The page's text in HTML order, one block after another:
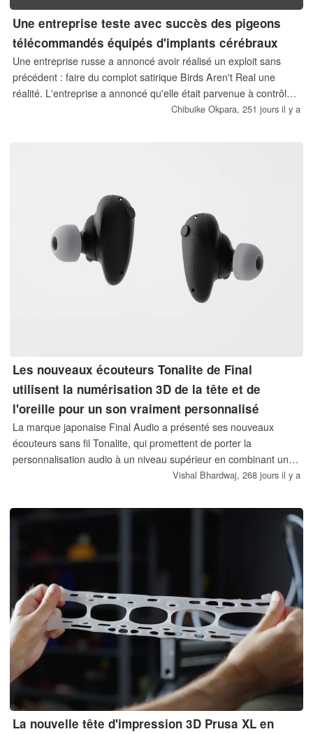
Une entreprise teste avec succès des pigeons
télécommandés équipés d'implants cérébraux
Une entreprise russe a annoncé avoir réalisé un exploit sans
précédent : faire du complot satirique Birds Aren't Real une
réalité. L'entreprise a annoncé qu'elle était parvenue à contrôler
des pigeons à distance grâce à des implants cérébraux.
Chibuike Okpara, 251 jours il y a
Les nouveaux écouteurs Tonalite de Final
utilisent la numérisation 3D de la tête et de
l'oreille pour un son vraiment personnalisé
La marque japonaise Final Audio a présenté ses nouveaux
écouteurs sans fil Tonalite, qui promettent de porter la
personnalisation audio à un niveau supérieur en combinant un
scan tridimensionnel complet de votre tête et de vos oreilles
canal auditif.
Vishal Bhardwaj, 268 jours il y a
La nouvelle tête d'impression 3D Prusa XL en